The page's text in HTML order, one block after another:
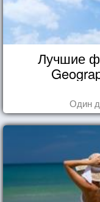
Лучшие
Один